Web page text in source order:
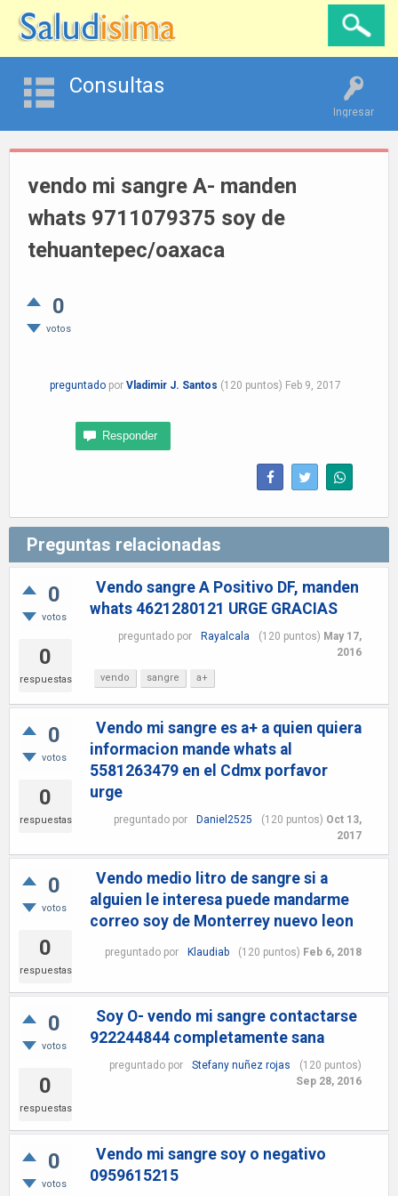
Ingresar
Consultas
vendo mi sangre A- manden
whats 9711079375 soy de
tehuantepec/oaxaca
0
votos
preguntado por Vladimir J. Santos (120 puntos) Feb 9, 2017
Preguntas relacionadas
0
votos
0
respuestas
Vendo sangre A Positivo DF, manden
whats 4621280121 URGE GRACIAS
preguntado por Rayalcala (120 puntos) May 17,
2016
vendo sangre a+
0
votos
0
respuestas
Vendo mi sangre es a+ a quien quiera
informacion mande whats al
5581263479 en el Cdmx porfavor
urge
preguntado por Daniel2525 (120 puntos) Oct 13,
2017
0
votos
0
respuestas
Vendo medio litro de sangre si a
alguien le interesa puede mandarme
correo soy de Monterrey nuevo leon
preguntado por Klaudiab (120 puntos) Feb 6, 2018
0
votos
0
respuestas
Soy O- vendo mi sangre contactarse
922244844 completamente sana
preguntado por Stefany nuñez rojas (120 puntos)
Sep 28, 2016
0
votos
Vendo mi sangre soy o negativo
0959615215